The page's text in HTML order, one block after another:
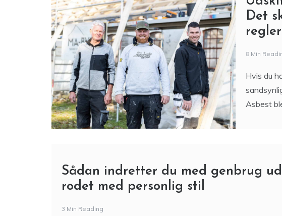
Det
Asbest
Sådan indretter du med genbrug
rodet med personlig stil